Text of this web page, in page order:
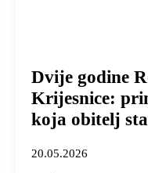
Dvije godine
Krijesnice:
koja obitelj
20.05.2026